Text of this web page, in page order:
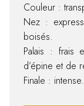
Couleur :
Nez :
boisés.
Palais : frais
d’épine et de
Finale : intense.